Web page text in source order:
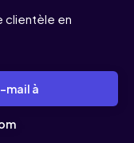
clientèle en